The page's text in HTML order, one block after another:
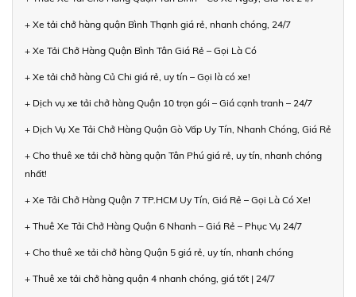
+ Xe tải chở hàng quận Bình Thạnh giá rẻ, nhanh chóng, 24/7
+ Xe Tải Chở Hàng Quận Bình Tân Giá Rẻ – Gọi Là Có
+ Xe tải chở hàng Củ Chi giá rẻ, uy tín – Gọi là có xe!
+ Dịch vụ xe tải chở hàng Quận 10 trọn gói – Giá cạnh tranh – 24/7
+ Dịch Vụ Xe Tải Chở Hàng Quận Gò Vấp Uy Tín, Nhanh Chóng, Giá Rẻ
+ Cho thuê xe tải chở hàng quận Tân Phú giá rẻ, uy tín, nhanh chóng
nhất!
+ Xe Tải Chở Hàng Quận 7 TP.HCM Uy Tín, Giá Rẻ – Gọi Là Có Xe!
+ Thuê Xe Tải Chở Hàng Quận 6 Nhanh – Giá Rẻ – Phục Vụ 24/7
+ Cho thuê xe tải chở hàng Quận 5 giá rẻ, uy tín, nhanh chóng
+ Thuê xe tải chở hàng quận 4 nhanh chóng, giá tốt | 24/7